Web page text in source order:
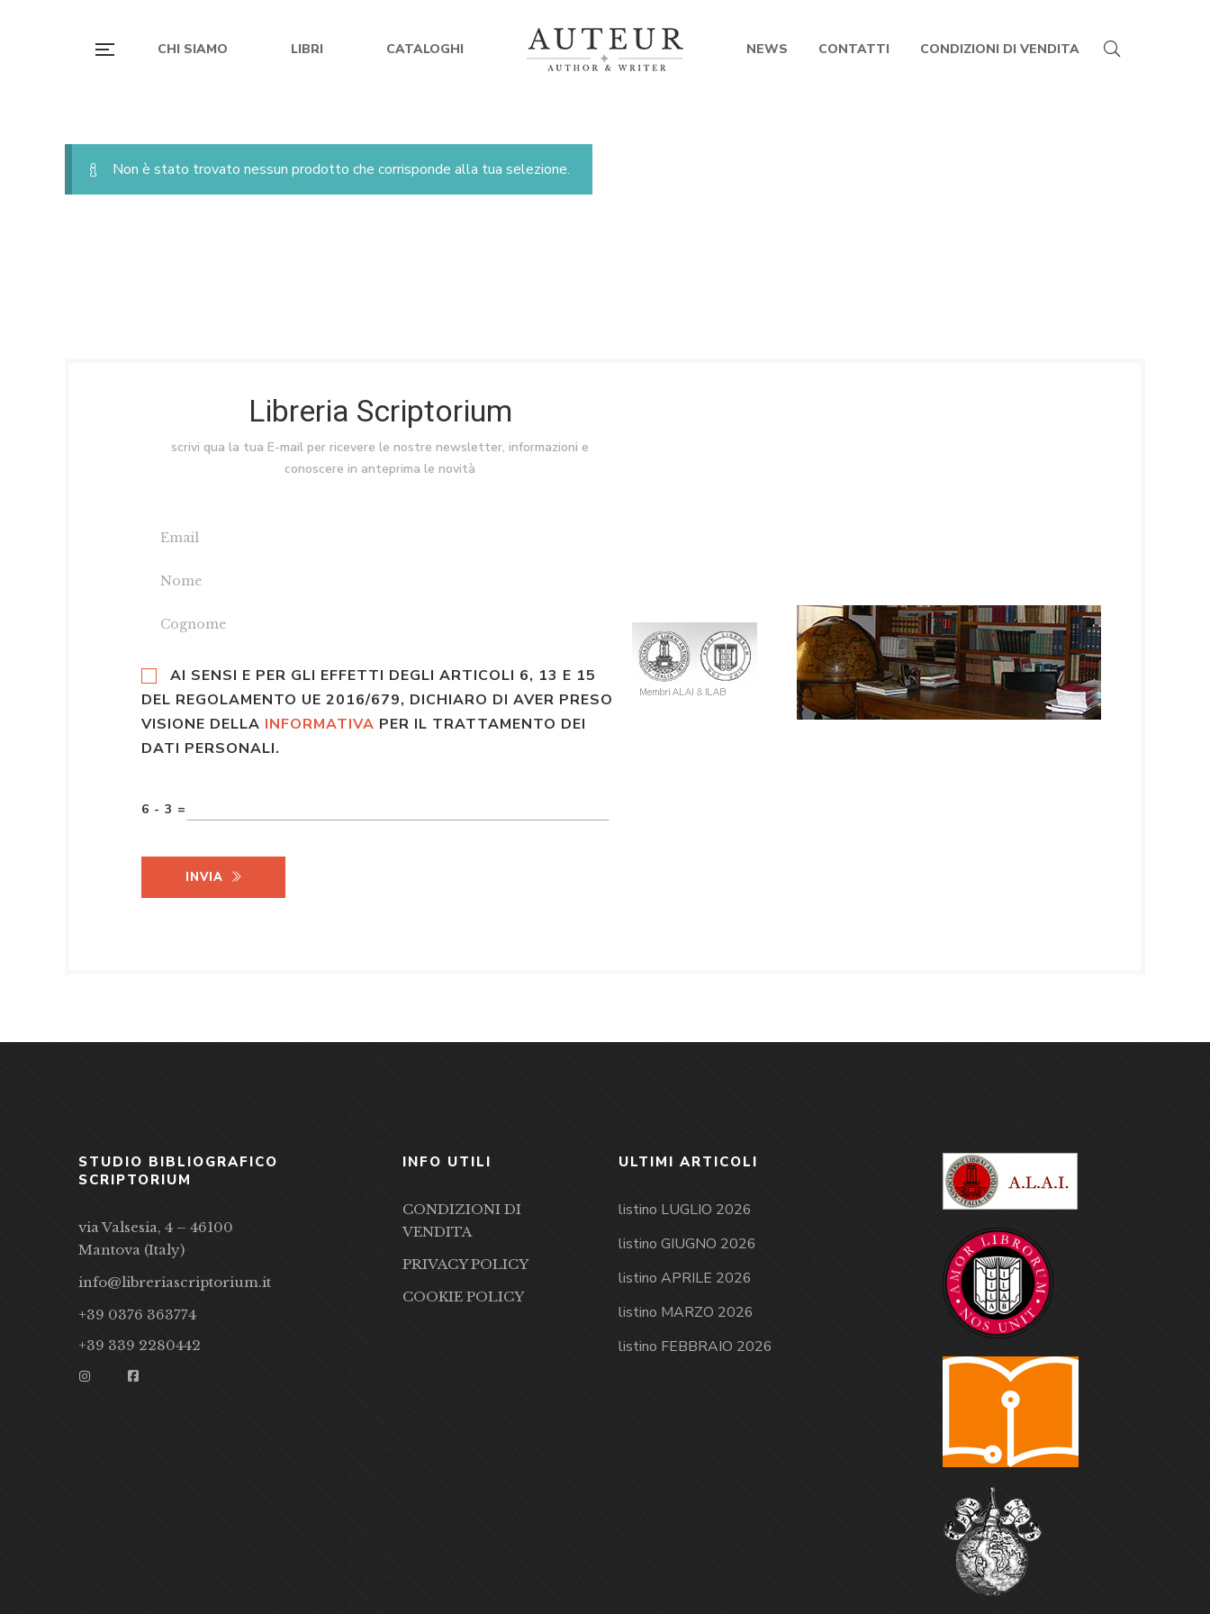
CHI SIAMO LIBRI CATALOGHI NEWS CONTATTI CONDIZIONI DI VENDITA
Non è stato trovato nessun prodotto che corrisponde alla tua selezione.
Libreria Scriptorium
scrivi qua la tua E-mail per ricevere le nostre newsletter, informazioni e
conoscere in anteprima le novità
AI SENSI E PER GLI EFFETTI DEGLI ARTICOLI 6, 13 E 15
DEL REGOLAMENTO UE 2016/679, DICHIARO DI AVER PRESO
VISIONE DELLA INFORMATIVA PER IL TRATTAMENTO DEI
DATI PERSONALI.
6 - 3 =
INVIA
STUDIO BIBLIOGRAFICO
SCRIPTORIUM
via Valsesia, 4 – 46100
Mantova (Italy)
info@libreriascriptorium.it
+39 0376 363774
+39 339 2280442
INFO UTILI
CONDIZIONI DI
VENDITA
PRIVACY POLICY
COOKIE POLICY
ULTIMI ARTICOLI
listino LUGLIO 2026
listino GIUGNO 2026
listino APRILE 2026
listino MARZO 2026
listino FEBBRAIO 2026